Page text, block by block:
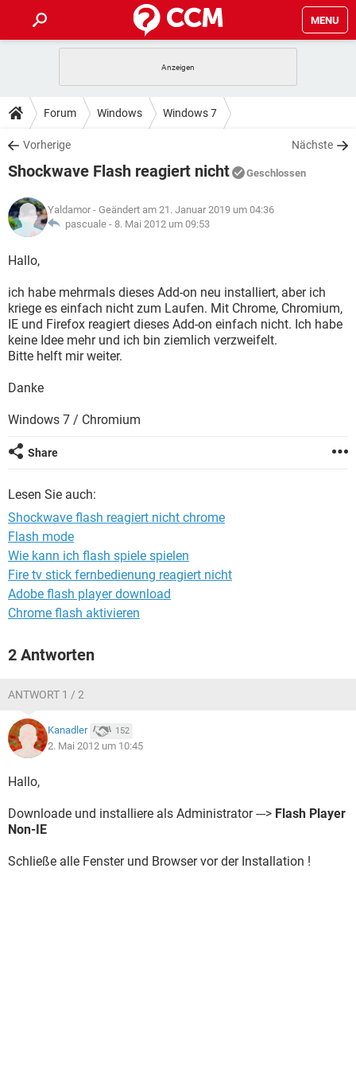
MENU
ANDROID IOS
WINDOWS 10
WHATSAPP TIKTOK
FACEBOOK
TIPPS & TRICKS
SPIELE STREAMING
WHATSAPP TIKTOK
FACEBOOK
DOWNLOADS
SPIELE STREAMING
ANDROID
WINDOWS 10 INSTAGRAM
WHATSAPP
SPIELE STREAMING
ANDROID
WINDOWS 10
WHATSAPP TIKTOK
FACEBOOK HARDWARE
LEXIKON
SPIELE
WINDOWS 10 INSTAGRAM
WHATSAPP TIKTOK
FACEBOOK
Forum Windows Windows 7
Vorherige Nächste
Shockwave Flash reagiert nicht Geschlossen
Yaldamor - Geändert am 21. Januar 2019 um 04:36
pascuale - 8. Mai 2012 um 09:53
Hallo,
ich habe mehrmals dieses Add-on neu installiert, aber ich
kriege es einfach nicht zum Laufen. Mit Chrome, Chromium,
IE und Firefox reagiert dieses Add-on einfach nicht. Ich habe
keine Idee mehr und ich bin ziemlich verzweifelt.
Bitte helft mir weiter.
Danke
Windows 7 / Chromium
Share
Lesen Sie auch:
Shockwave flash reagiert nicht chrome
Flash mode
Wie kann ich flash spiele spielen
Fire tv stick fernbedienung reagiert nicht
Adobe flash player download
Chrome flash aktivieren
2 Antworten
ANTWORT 1 / 2
Kanadler 152
2. Mai 2012 um 10:45
Hallo,
Downloade und installiere als Administrator ---> Flash Player
Non-IE
Schließe alle Fenster und Browser vor der Installation !